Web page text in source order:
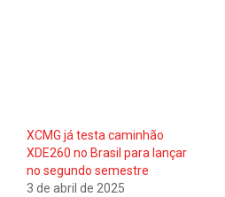
XCMG já testa caminhão
XDE260 no Brasil para lançar
no segundo semestre
3 de abril de 2025